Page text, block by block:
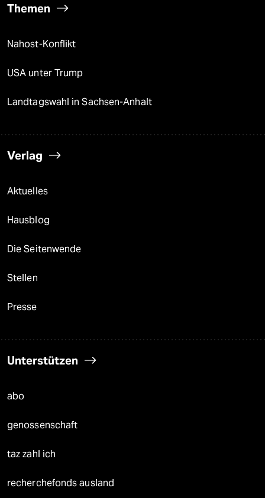
Themen
Nahost-Konflikt
USA unter Trump
Landtagswahl in Sachsen-Anhalt
Verlag
Aktuelles
Hausblog
Die Seitenwende
Stellen
Presse
Unterstützen
abo
genossenschaft
taz zahl ich
recherchefonds ausland